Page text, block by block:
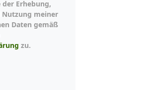
meiner
Daten gemäß
zu.